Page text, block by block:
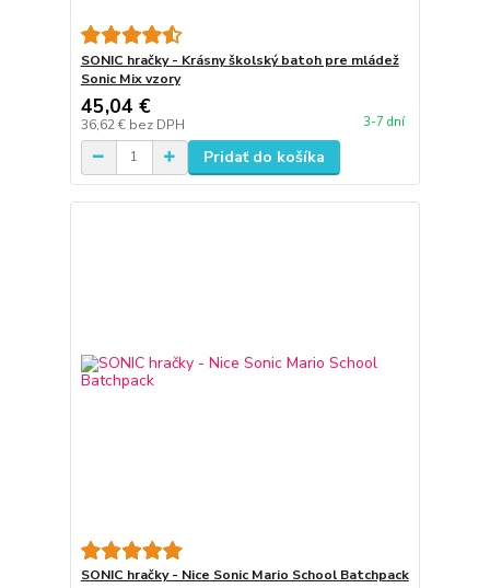
SONIC hračky - Krásny školský batoh pre mládež
Sonic Mix vzory
45,04 €
36,62 € bez DPH 3-7 dní
Pridať do košíka
SONIC hračky - Nice Sonic Mario School Batchpack